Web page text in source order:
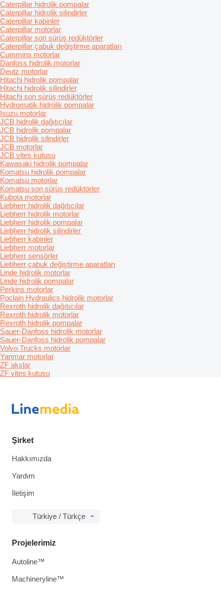
Caterpillar hidrolik pompalar
Caterpillar hidrolik silindirler
Caterpillar kabinler
Caterpillar motorlar
Caterpillar son sürüş redüktörler
Caterpillar çabuk değiştirme aparatları
Cummins motorlar
Danfoss hidrolik motorlar
Deutz motorlar
Hitachi hidrolik pompalar
Hitachi hidrolik silindirler
Hitachi son sürüş redüktörler
Hydromatik hidrolik pompalar
Isuzu motorlar
JCB hidrolik dağıtıcılar
JCB hidrolik pompalar
JCB hidrolik silindirler
JCB motorlar
JCB vites kutusu
Kawasaki hidrolik pompalar
Komatsu hidrolik pompalar
Komatsu motorlar
Komatsu son sürüş redüktörler
Kubota motorlar
Liebherr hidrolik dağıtıcılar
Liebherr hidrolik motorlar
Liebherr hidrolik pompalar
Liebherr hidrolik silindirler
Liebherr kabinler
Liebherr motorlar
Liebherr sensörler
Liebherr çabuk değiştirme aparatları
Linde hidrolik motorlar
Linde hidrolik pompalar
Perkins motorlar
Poclain Hydraulics hidrolik motorlar
Rexroth hidrolik dağıtıcılar
Rexroth hidrolik motorlar
Rexroth hidrolik pompalar
Sauer-Danfoss hidrolik motorlar
Sauer-Danfoss hidrolik pompalar
Volvo Trucks motorlar
Yanmar motorlar
ZF akslar
ZF vites kutusu
Şirket
Hakkımızda
Yardım
İletişim
Türkiye / Türkçe
Projelerimiz
Autoline™
Machineryline™